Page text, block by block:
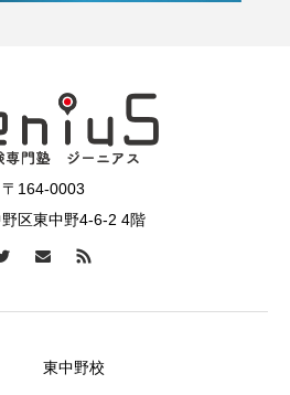
〒164-0003
区東中野4-6-2 4階
東中野校